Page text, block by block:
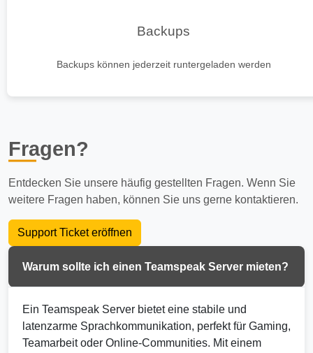
Backups
Backups können jederzeit runtergeladen werden
Fragen?
Entdecken Sie unsere häufig gestellten Fragen. Wenn Sie
weitere Fragen haben, können Sie uns gerne kontaktieren.
Support Ticket eröffnen
Warum sollte ich einen Teamspeak Server mieten?
Ein Teamspeak Server bietet eine stabile und
latenzarme Sprachkommunikation, perfekt für Gaming,
Teamarbeit oder Online-Communities. Mit einem